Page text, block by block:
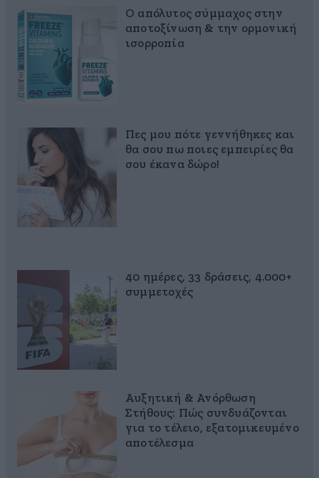
Ο απόλυτος σύμμαχος στην
αποτοξίνωση & την ορμονική
ισορροπία
Πες μου πότε γεννήθηκες και
θα σου πω ποιες εμπειρίες θα
σου έκανα δώρο!
40 ημέρες, 33 δράσεις, 4.000+
συμμετοχές
Αυξητική & Ανόρθωση
Στήθους: Πώς συνδυάζονται
για το τέλειο, εξατομικευμένο
αποτέλεσμα